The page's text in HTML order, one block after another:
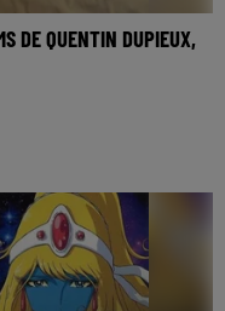
DE QUENTIN DUPIEUX,
BO électro au
élect